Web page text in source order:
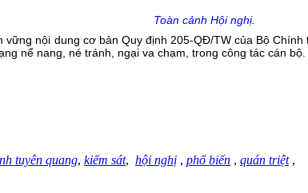
Toàn cảnh Hội nghị.
nội dung cơ bản Quy định 205-QĐ/TW của Bộ
nể nang, né tránh, ngại va chạm, trong công tác cán bộ.
tuyên quang, kiểm sát, hội nghị , phổ biến , quán triệt,